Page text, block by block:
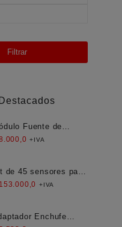
Filtrar
Fuente de
Aislada
+IVA
de 45 sensores para
153.000,0 +IVA
Enchufe